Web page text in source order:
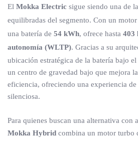
El Mokka Electric sigue siendo una de
equilibradas del segmento. Con un motor
una batería de 54 kWh, ofrece hasta 403
autonomía (WLTP). Gracias a su
ubicación estratégica de la batería bajo
un centro de gravedad bajo que mejora
eficiencia, ofreciendo una experiencia
silenciosa.
Para quienes buscan una alternativa con
Mokka Hybrid combina un motor turbo